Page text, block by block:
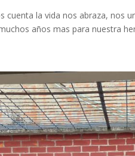
cuenta la vida nos abraza, nos
años mas para nuestra